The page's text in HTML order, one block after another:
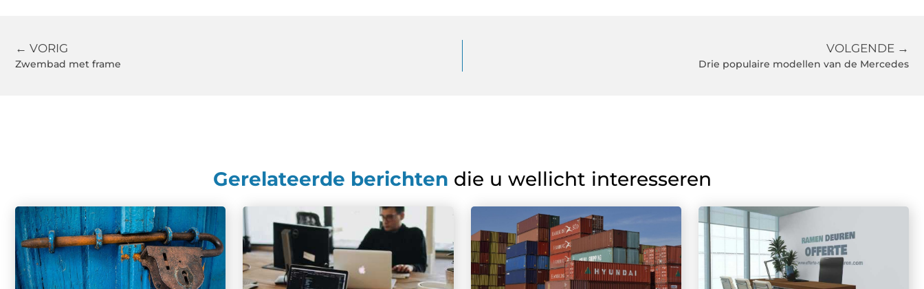
← VORIG
Zwembad met frame
VOLGENDE →
Drie populaire modellen van de Mercedes
Gerelateerde berichten die u wellicht interesseren